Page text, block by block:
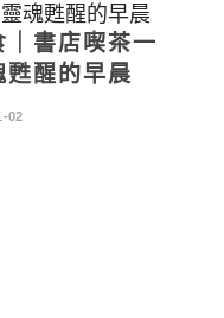
魂甦醒的早晨
書店喫茶一
甦醒的早晨
02